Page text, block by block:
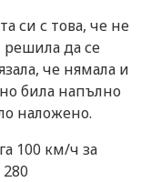
си с това, че не
решила да се
че нямала и
била напълно
наложено.
100 км/ч за